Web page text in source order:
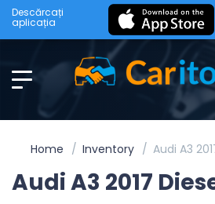
Descărcați
aplicația
Home Inventory Audi A3
Audi A3 2017